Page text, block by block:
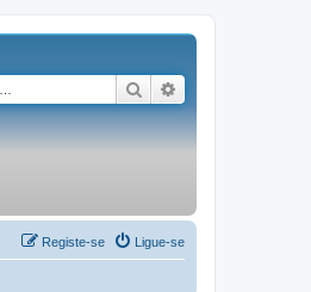
Pesquisar
Ligue-se
Registe-se